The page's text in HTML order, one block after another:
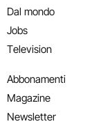
Dal mondo
Jobs
Television
Abbonamenti
Magazine
Newsletter